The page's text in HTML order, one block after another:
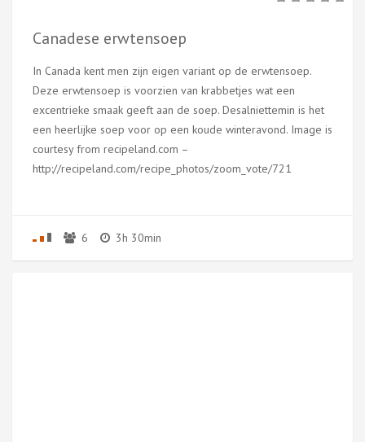
Canadese erwtensoep
In Canada kent men zijn eigen variant op de erwtensoep.
Deze erwtensoep is voorzien van krabbetjes wat een
excentrieke smaak geeft aan de soep. Desalniettemin is het
een heerlijke soep voor op een koude winteravond. Image is
courtesy from recipeland.com –
http://recipeland.com/recipe_photos/zoom_vote/721
6 3h 30min